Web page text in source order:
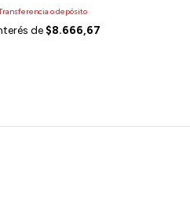
o depósito
de $8.666,67